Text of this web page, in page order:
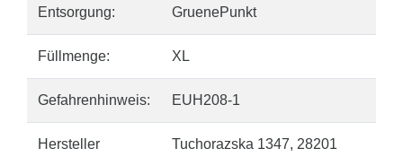
Entsorgung: GruenePunkt
Füllmenge: XL
Gefahrenhinweis: EUH208-1
Hersteller
Tuchorazska 1347, 28201